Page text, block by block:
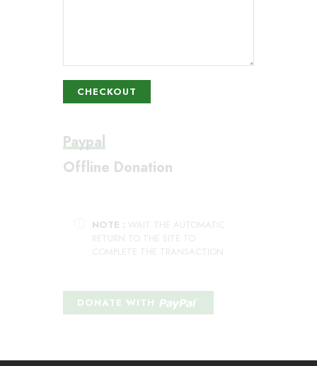
CHECKOUT
Paypal
Offline Donation
NOTE : WAIT THE AUTOMATIC
RETURN TO THE SITE TO
COMPLETE THE TRANSACTION